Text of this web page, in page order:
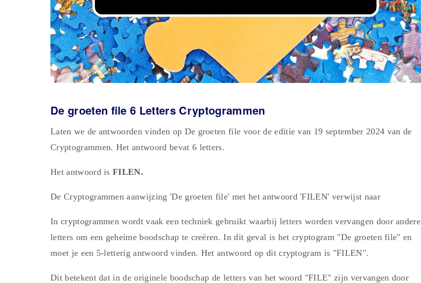
De groeten file 6 Letters Cryptogrammen
Laten we de antwoorden vinden op De groeten file voor de editie van 19 september 2024 van de
Cryptogrammen. Het antwoord bevat 6 letters.
Het antwoord isFILEN.
De Cryptogrammen aanwijzing 'De groeten file' met het antwoord 'FILEN' verwijst naar
In cryptogrammen wordt vaak een techniek gebruikt waarbij letters worden vervangen door andere
letters om een geheime boodschap te creëren. In dit geval is het cryptogram "De groeten file" en
moet je een 5-letterig antwoord vinden. Het antwoord op dit cryptogram is "FILEN".
Dit betekent dat in de originele boodschap de letters van het woord "FILE" zijn vervangen door